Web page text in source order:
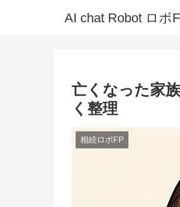
AI chat Robot ロボ
亡くなった家
く整理
相続ロボFP